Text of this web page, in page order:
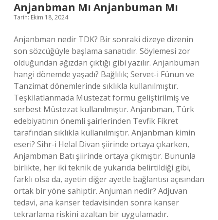
Anjanbman Mı Anjanbuman Mı
Tarih: Ekim 18, 2024
Anjanbman nedir TDK? Bir sonraki dizeye dizenin
son sözcüğüyle başlama sanatıdır. Söylemesi zor
olduğundan ağızdan çıktığı gibi yazılır. Anjanbuman
hangi dönemde yaşadı? Bağlılık; Servet-i Fünun ve
Tanzimat dönemlerinde sıklıkla kullanılmıştır.
Teşkilatlanmada Müstezat formu geliştirilmiş ve
serbest Müstezat kullanılmıştır. Anjanbman, Türk
edebiyatının önemli şairlerinden Tevfik Fikret
tarafından sıklıkla kullanılmıştır. Anjanbman kimin
eseri? Sihr-i Helal Divan şiirinde ortaya çıkarken,
Anjambman Batı şiirinde ortaya çıkmıştır. Bununla
birlikte, her iki teknik de yukarıda belirtildiği gibi,
farklı olsa da, ayetin diğer ayetle bağlantısı açısından
ortak bir yöne sahiptir. Anjuman nedir? Adjuvan
tedavi, ana kanser tedavisinden sonra kanser
tekrarlama riskini azaltan bir uygulamadır.